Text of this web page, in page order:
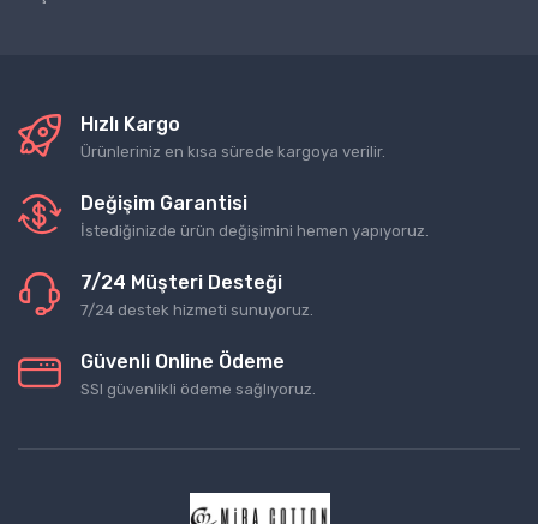
Hızlı Kargo
Ürünleriniz en kısa sürede kargoya verilir.
Değişim Garantisi
İstediğinizde ürün değişimini hemen yapıyoruz.
7/24 Müşteri Desteği
7/24 destek hizmeti sunuyoruz.
Güvenli Online Ödeme
SSl güvenlikli ödeme sağlıyoruz.